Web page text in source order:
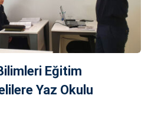
Eğitim
Yaz Okulu